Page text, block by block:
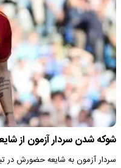
شوکه شدن سردار آزمون از
سردار آزمون به شایعه حضورش در